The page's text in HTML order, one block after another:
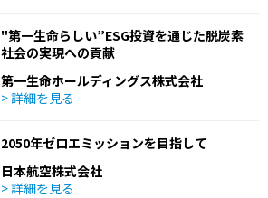
"第一生命らしい”ESG投資を通じた脱炭素
社会の実現への貢献
第一生命ホールディングス株式会社
> 詳細を見る
2050年ゼロエミッションを目指して
日本航空株式会社
> 詳細を見る